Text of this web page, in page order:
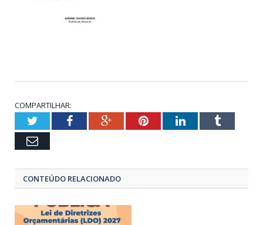
COMPARTILHAR:
TwitterFacebookGoogle+PinterestLinkedInTumblr
Email
CONTEÚDO RELACIONADO